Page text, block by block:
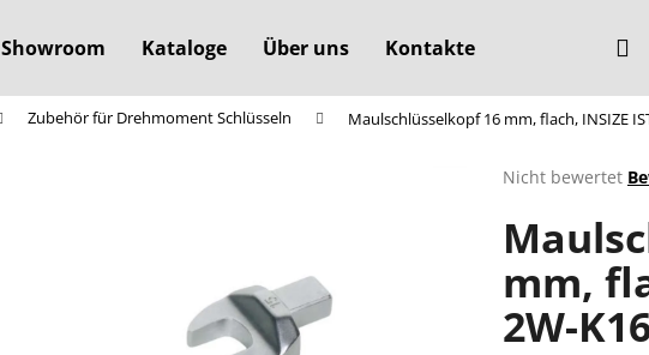
Showroom Kataloge Über uns Kontakte
Zubehör für Drehmoment Schlüsseln Maulschlüsselkopf 16 mm, flach, INSIZE
Die
ist
von
5
Sternen.
Nicht bewertet
mm,
2W-
Was suchen Sie?
Wir empfehlen